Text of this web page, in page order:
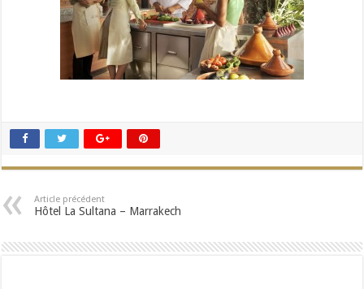
Article précédent
Hôtel La Sultana – Marrakech